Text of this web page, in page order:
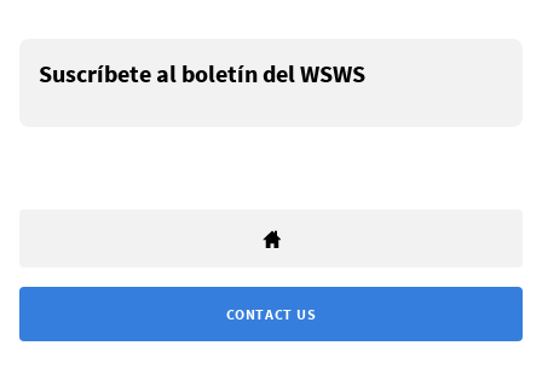
Suscríbete al boletín del WSWS
CONTACT US